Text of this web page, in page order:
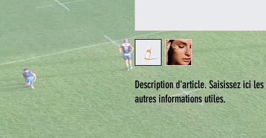
Description d'article. Saisissez ici
autres informations utiles.